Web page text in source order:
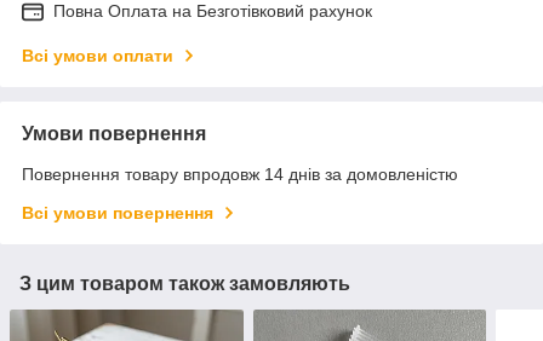
Повна Оплата на Безготівковий рахунок
Всі умови оплати
Умови повернення
Повернення товару впродовж 14 днів за домовленістю
Всі умови повернення
З цим товаром також замовляють